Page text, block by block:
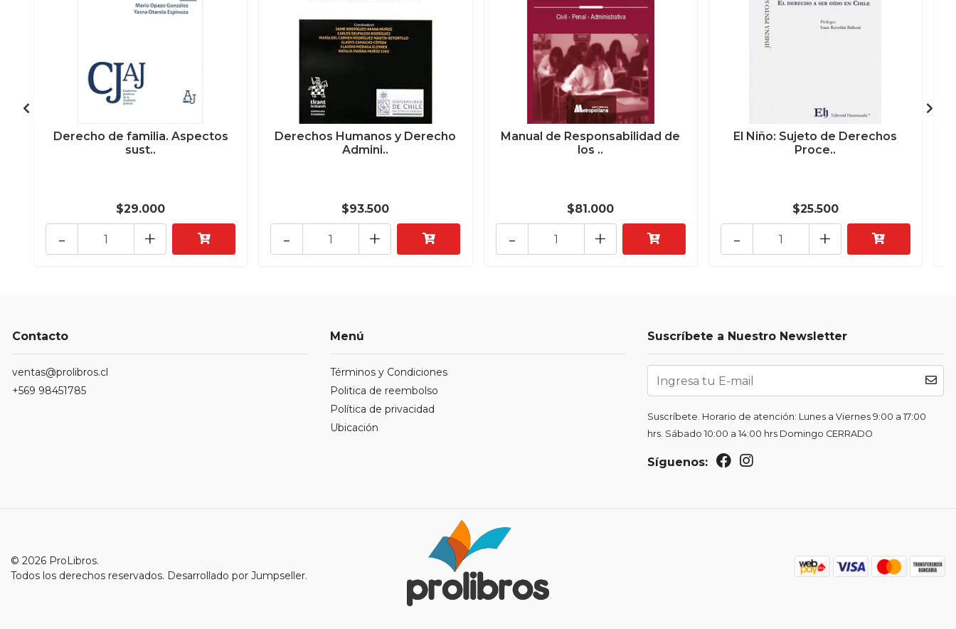
Derecho de familia. Aspectos
sust..
$29.000
+
-
Derechos Humanos y Derecho
Admini..
$93.500
+
-
Manual de Responsabilidad de
los ..
$81.000
+
-
El Niño: Sujeto de Derechos
Proce..
$25.500
+
-
Contacto
ventas@prolibros.cl
+569 98451785
Menú
Términos y Condiciones
Politica de reembolso
Política de privacidad
Ubicación
Suscríbete a Nuestro Newsletter
Suscríbete. Horario de atención: Lunes a Viernes 9:00 a 17:00
hrs. Sábado 10:00 a 14:00 hrs Domingo CERRADO
Síguenos:
© 2026 ProLibros.
Todos los derechos reservados. Desarrollado por Jumpseller.